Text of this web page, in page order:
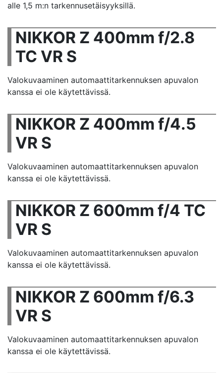
alle 1,5 m:n tarkennusetäisyyksillä.
NIKKOR Z 400mm f/2.8
TC VR S
Valokuvaaminen automaattitarkennuksen apuvalon
kanssa ei ole käytettävissä.
NIKKOR Z 400mm f/4.5
VR S
Valokuvaaminen automaattitarkennuksen apuvalon
kanssa ei ole käytettävissä.
NIKKOR Z 600mm f/4 TC
VR S
Valokuvaaminen automaattitarkennuksen apuvalon
kanssa ei ole käytettävissä.
NIKKOR Z 600mm f/6.3
VR S
Valokuvaaminen automaattitarkennuksen apuvalon
kanssa ei ole käytettävissä.